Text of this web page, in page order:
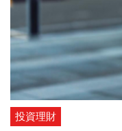
投資理財